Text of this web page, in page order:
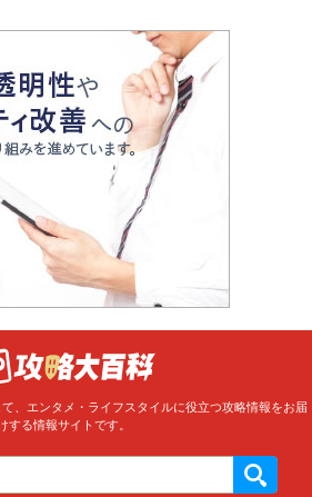
、エンタメ・ライフスタイルに役立つ攻略情報をお届
する情報サイトです。